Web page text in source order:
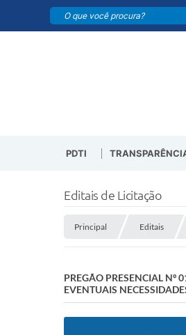
PDTI
Editais de Licitação
Principal Editais
PREGÃO PRESENCIAL Nº
EVENTUAIS